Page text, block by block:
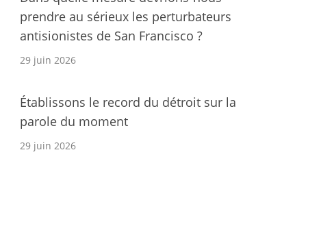
prendre au sérieux les perturbateurs
antisionistes de San Francisco ?
29 juin 2026
Établissons le record du détroit sur la
parole du moment
29 juin 2026